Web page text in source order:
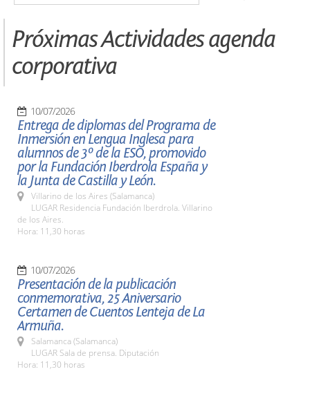
Próximas Actividades agenda
corporativa
10/07/2026
Entrega de diplomas del Programa de
Inmersión en Lengua Inglesa para
alumnos de 3º de la ESO, promovido
por la Fundación Iberdrola España y
la Junta de Castilla y León.
Villarino de los Aires (Salamanca)
LUGAR Residencia Fundación Iberdrola. Villarino
de los Aires.
Hora: 11,30 horas
10/07/2026
Presentación de la publicación
conmemorativa, 25 Aniversario
Certamen de Cuentos Lenteja de La
Armuña.
Salamanca (Salamanca)
LUGAR Sala de prensa. Diputación
Hora: 11,30 horas